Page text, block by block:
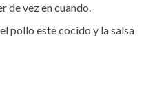
de vez en cuando.
pollo esté cocido y la salsa